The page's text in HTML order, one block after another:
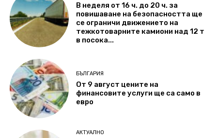
В неделя от 16 ч. до 20 ч. за
повишаване на безопасността ще
се ограничи движението на
тежкотоварните камиони над 12 т
в посока...
БЪЛГАРИЯ
От 9 август цените на
финансовите услуги ще са само в
евро
АКТУАЛНО